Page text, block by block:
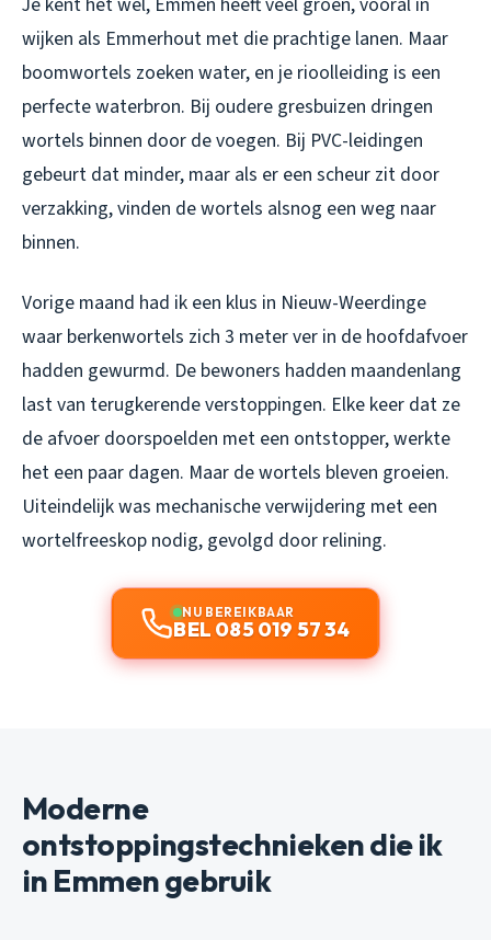
wijken als Emmerhout met die prachtige lanen. Maar
boomwortels zoeken water, en je rioolleiding is een
perfecte waterbron. Bij oudere gresbuizen dringen
wortels binnen door de voegen. Bij PVC-leidingen
gebeurt dat minder, maar als er een scheur zit door
verzakking, vinden de wortels alsnog een weg naar
binnen.
Vorige maand had ik een klus in Nieuw-Weerdinge
waar berkenwortels zich 3 meter ver in de hoofdafvoer
hadden gewurmd. De bewoners hadden maandenlang
last van terugkerende verstoppingen. Elke keer dat ze
de afvoer doorspoelden met een ontstopper, werkte
het een paar dagen. Maar de wortels bleven groeien.
Uiteindelijk was mechanische verwijdering met een
wortelfreeskop nodig, gevolgd door relining.
NU BEREIKBAAR
BEL 085 019 57 34
Moderne
ontstoppingstechnieken die ik
in Emmen gebruik